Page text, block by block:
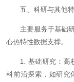
五、科研与其他
主要服务于基础
心热特性数据支撑。
1. 基础研究：高
科前沿探索，如研究